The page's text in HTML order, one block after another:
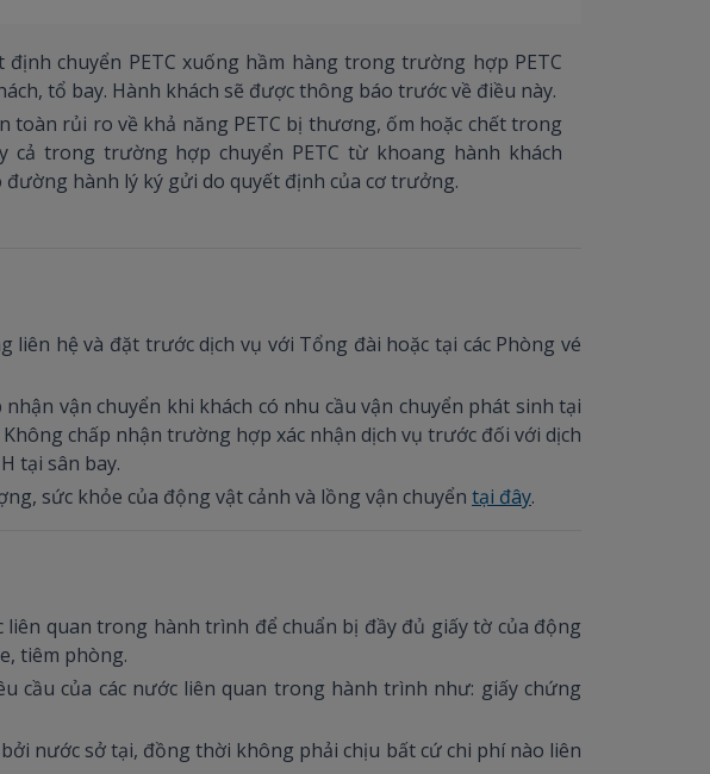
chuyển PETC xuống hầm hàng trong trường hợp PETC
tổ bay. Hành khách sẽ được thông báo trước về điều này.
toàn rủi ro về khả năng PETC bị thương, ốm hoặc chết trong
cả trong trường hợp chuyển PETC từ khoang hành khách
hành lý ký gửi do quyết định của cơ trưởng.
liên hệ và đặt trước dịch vụ với Tổng đài hoặc tại các Phòng vé
vận chuyển khi khách có nhu cầu vận chuyển phát sinh tại
chấp nhận trường hợp xác nhận dịch vụ trước đối với dịch
tại sân bay.
sức khỏe của động vật cảnh và lồng vận chuyển tại đây.
liên quan trong hành trình để chuẩn bị đầy đủ giấy tờ của động
tiêm phòng.
cầu của các nước liên quan trong hành trình như: giấy chứng
nước sở tại, đồng thời không phải chịu bất cứ chi phí nào liên